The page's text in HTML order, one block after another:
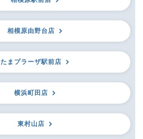
相模原由野台店
たまプラーザ駅前店
横浜町田店
東村山店